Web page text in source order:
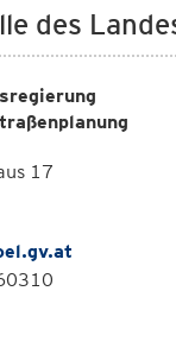
des
17